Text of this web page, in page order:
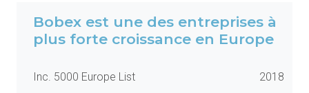
Bobex est une des entreprises à
plus forte croissance en Europe
Inc. 5000 Europe List 2018